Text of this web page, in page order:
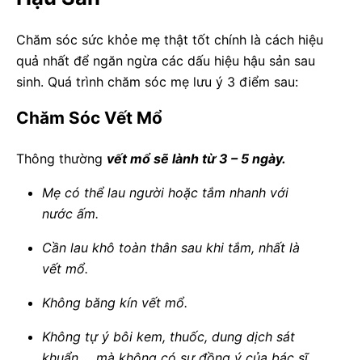
Chăm sóc sức khỏe mẹ thật tốt chính là cách hiệu
quả nhất để ngăn ngừa các dấu hiệu hậu sản sau
sinh. Quá trình chăm sóc mẹ lưu ý 3 điểm sau:
Chăm Sóc Vết Mổ
Thông thường vết mổ sẽ lành từ 3 – 5 ngày.
Mẹ có thể lau người hoặc tắm nhanh với
nước ấm.
Cần lau khô toàn thân sau khi tắm, nhất là
vết mổ.
Không băng kín vết mổ.
Không tự ý bôi kem, thuốc, dung dịch sát